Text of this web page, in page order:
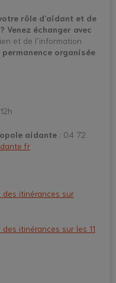
rôle d’aidant et de
Venez échanger avec
et de l’information
permanence organisée
aidante : 04 72
des itinérances sur
itinérances sur les 11